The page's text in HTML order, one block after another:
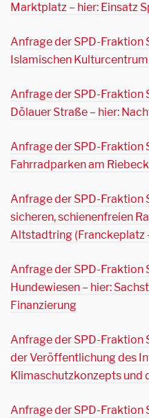
Marktplatz – hier: Einsatz
Anfrage der SPD-Fraktion
Islamischen Kulturcentrum
Anfrage der SPD-Fraktion
Dölauer Straße – hier:
Anfrage der SPD-Fraktion
Fahrradparken am
Anfrage der SPD-Fraktion
sicheren, schienenfreien
Altstadtring (Franckeplatz
Anfrage der SPD-Fraktion
Hundewiesen – hier:
Finanzierung
Anfrage der SPD-Fraktion
der Veröffentlichung des
Klimaschutzkonzepts und
Anfrage der SPD-Fraktion